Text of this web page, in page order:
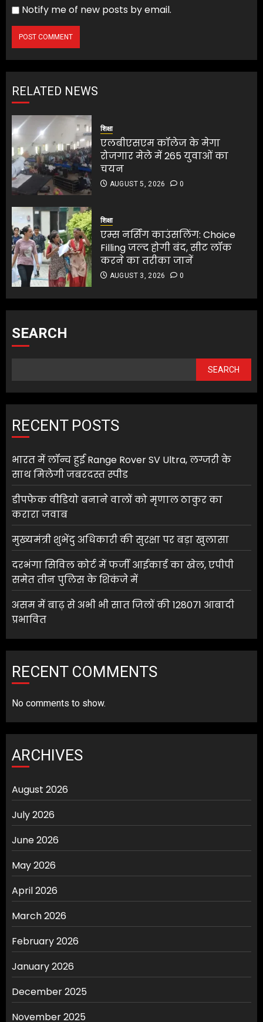
Notify me of new posts by email.
RELATED NEWS
शिक्षा
एलबीएसएम कॉलेज के मेगा
रोजगार मेले में 265 युवाओं का
चयन
AUGUST 5, 2026 0
शिक्षा
एम्स नर्सिंग काउंसलिंग: Choice
Filling जल्द होगी बंद, सीट लॉक
करने का तरीका जानें
AUGUST 3, 2026 0
SEARCH
SEARCH
RECENT POSTS
भारत में लॉन्च हुई Range Rover SV Ultra, लग्जरी के
साथ मिलेगी जबरदस्त स्पीड
डीपफेक वीडियो बनाने वालों को मृणाल ठाकुर का
करारा जवाब
मुख्यमंत्री शुभेंदु अधिकारी की सुरक्षा पर बड़ा खुलासा
दरभंगा सिविल कोर्ट में फर्जी आईकार्ड का खेल, एपीपी
समेत तीन पुलिस के शिकंजे में
असम में बाढ़ से अभी भी सात जिलों की 128071 आबादी
प्रभावित
RECENT COMMENTS
No comments to show.
ARCHIVES
August 2026
July 2026
June 2026
May 2026
April 2026
March 2026
February 2026
January 2026
December 2025
November 2025